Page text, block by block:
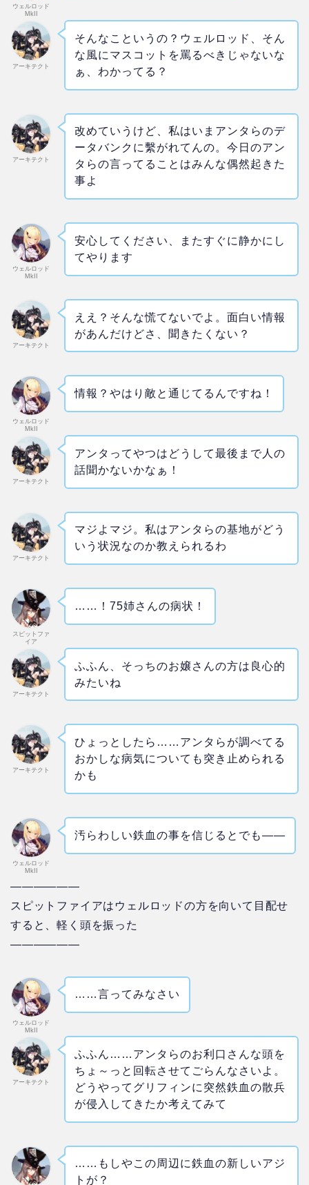
ウェルロッド
MkII
アーキテクト
そんなこというの？ウェルロッド、そん
な風にマスコットを罵るべきじゃないな
ぁ、わかってる？
アーキテクト
改めていうけど、私はいまアンタらのデ
ータバンクに繫がれてんの。今日のアン
タらの言ってることはみんな偶然起きた
事よ
ウェルロッド
MkII
安心してください、またすぐに静かにし
てやります
アーキテクト
ええ？そんな慌てないでよ。面白い情報
があんだけどさ、聞きたくない？
ウェルロッド
MkII
情報？やはり敵と通じてるんですね！
アーキテクト
アンタってやつはどうして最後まで人の
話聞かないかなぁ！
アーキテクト
マジよマジ。私はアンタらの基地がどう
いう状況なのか教えられるわ
スピットファ
イア
……！75姉さんの病状！
アーキテクト
ふふん、そっちのお嬢さんの方は良心的
みたいね
アーキテクト
ひょっとしたら……アンタらが調べてる
おかしな病気についても突き止められる
かも
ウェルロッド
MkII
汚らわしい鉄血の事を信じるとでも――
——————
スピットファイアはウェルロッドの方を向いて目配せ
すると、軽く頭を振った
——————
ウェルロッド
MkII
……言ってみなさい
アーキテクト
ふふん……アンタらのお利口さんな頭を
ちょ～っと回転させてごらんなさいよ。
どうやってグリフィンに突然鉄血の散兵
が侵入してきたか考えてみて
……もしやこの周辺に鉄血の新しいアジ
トが？